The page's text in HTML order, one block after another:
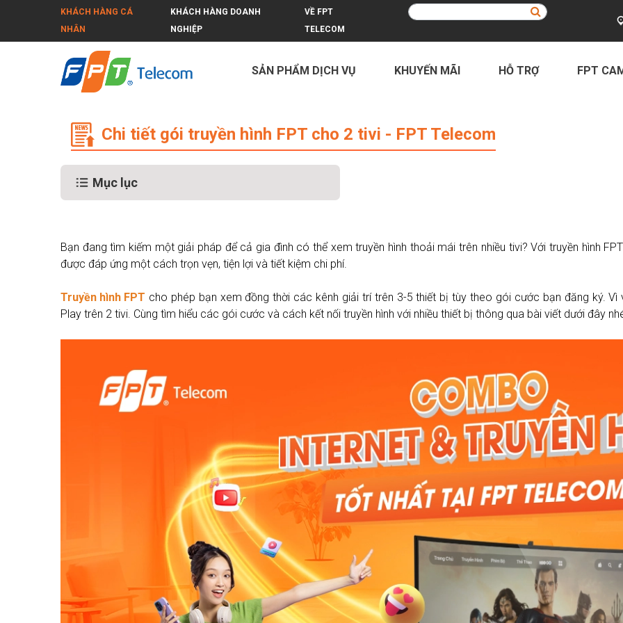
KHÁCH HÀNG CÁ
NHÂN
KHÁCH HÀNG DOANH
NGHIỆP
VỀ FPT
TELECOM
SẢN PHẨM DỊCH VỤ KHUYẾN MÃI HỖ TRỢ FPT
Chi tiết gói truyền hình FPT cho 2 tivi - FPT Telecom
Mục lục
Bạn đang tìm kiếm một giải pháp để cả gia đình có thể xem truyền hình thoải mái trên nhiều tivi? Với truyền hình
được đáp ứng một cách trọn vẹn, tiện lợi và tiết kiệm chi phí.
Truyền hình FPT cho phép bạn xem đồng thời các kênh giải trí trên 3-5 thiết bị tùy theo gói cước bạn đăng ký.
Play trên 2 tivi. Cùng tìm hiểu các gói cước và cách kết nối truyền hình với nhiều thiết bị thông qua bài viết dưới đây